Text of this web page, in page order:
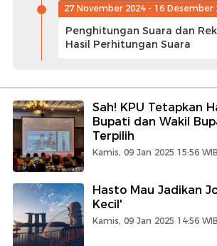
27 November 2024 - 16 Desember
Penghitungan Suara dan
Hasil Perhitungan Suara
Sah! KPU Tetapkan
Bupati dan Wakil
Terpilih
Kamis, 09 Jan 2025 15:56 WIB
Hasto Mau Jadikan
Kecil'
Kamis, 09 Jan 2025 14:56 WIB